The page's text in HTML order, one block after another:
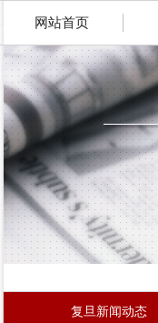
网站首页
复旦新闻动态